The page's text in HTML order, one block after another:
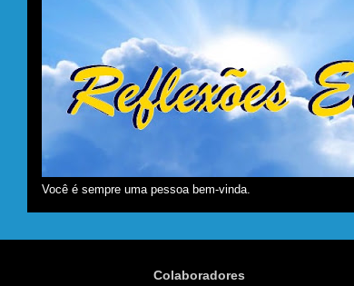
Você é sempre uma pessoa bem-vinda.
Colaboradores